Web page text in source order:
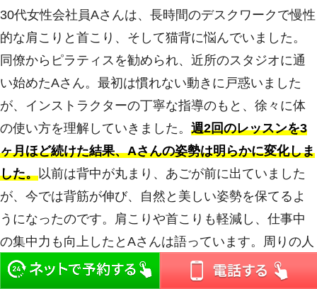
30代女性会社員Aさんは、長時間のデスクワークで慢性
的な肩こりと首こり、そして猫背に悩んでいました。
同僚からピラティスを勧められ、近所のスタジオに通
い始めたAさん。最初は慣れない動きに戸惑いました
が、インストラクターの丁寧な指導のもと、徐々に体
の使い方を理解していきました。 週2回のレッスンを3
ヶ月ほど続けた結果、Aさんの姿勢は明らかに変化しま
した。以前は背中が丸まり、あごが前に出ていました
が、今では背筋が伸び、自然と美しい姿勢を保てるよ
うになったのです。肩こりや首こりも軽減し、仕事中
の集中力も向上したとAさんは語っています。周りの人
からも「姿勢が良くなったね」と褒められるようにな